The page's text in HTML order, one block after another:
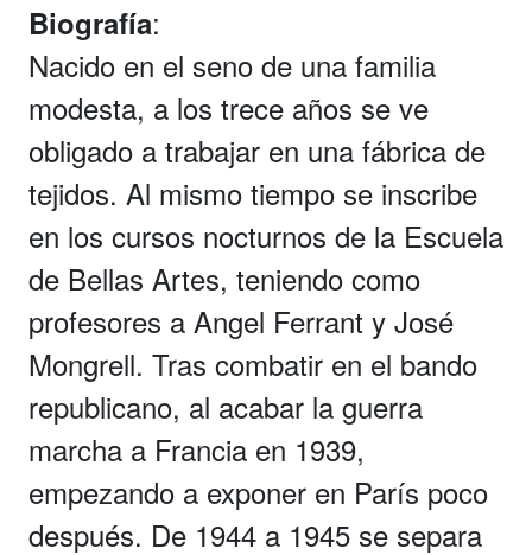
Biografía:
Nacido en el seno de una familia
modesta, a los trece años se ve
obligado a trabajar en una fábrica de
tejidos. Al mismo tiempo se inscribe
en los cursos nocturnos de la Escuela
de Bellas Artes, teniendo como
profesores a Angel Ferrant y José
Mongrell. Tras combatir en el bando
republicano, al acabar la guerra
marcha a Francia en 1939,
empezando a exponer en París poco
después. De 1944 a 1945 se separa